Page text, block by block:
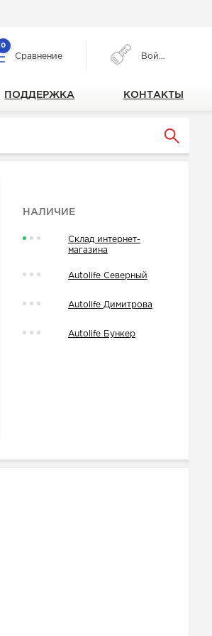
0
Сравнение Войти
ПОДДЕРЖКА КОНТАКТЫ
НАЛИЧИЕ
Склад интернет-
магазина
Autolife Северный
Autolife Димитрова
Autolife Бункер